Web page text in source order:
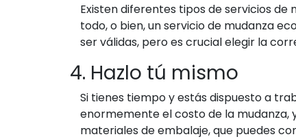
Existen diferentes tipos de servicios
todo, o bien, un servicio de mudanza
ser válidas, pero es crucial elegir la
4. Hazlo tú mismo
Si tienes tiempo y estás dispuesto a
enormemente el costo de la mudanza,
materiales de embalaje, que puedes